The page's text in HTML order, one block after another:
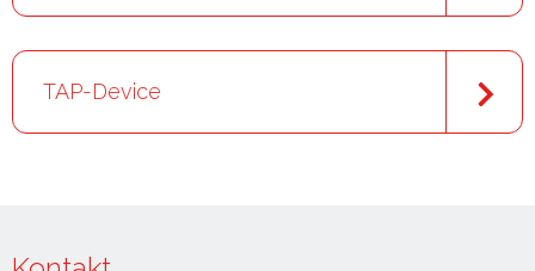
TAP-Device